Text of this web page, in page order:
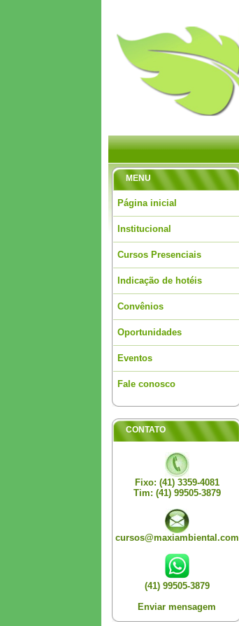
MENU
Página inicial
Institucional
Cursos Presenciais
Indicação de hotéis
Convênios
Oportunidades
Eventos
Fale conosco
CONTATO
Fixo: (41) 3359-4081
Tim: (41) 99505-3879
cursos@maxiambiental.com
(41) 99505-3879
Enviar mensagem